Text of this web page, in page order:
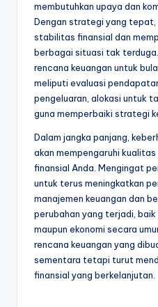
membutuhkan upaya dan
Dengan strategi yang tepat,
stabilitas finansial dan
berbagai situasi tak terduga.
rencana keuangan untuk
meliputi evaluasi
pengeluaran, alokasi untuk
guna memperbaiki strategi
Dalam jangka panjang,
akan mempengaruhi
finansial Anda. Mengingat
untuk terus meningkatkan
manajemen keuangan dan
perubahan yang terjadi,
maupun ekonomi secara
rencana keuangan yang
sementara tetapi turut
finansial yang berkelanjutan.